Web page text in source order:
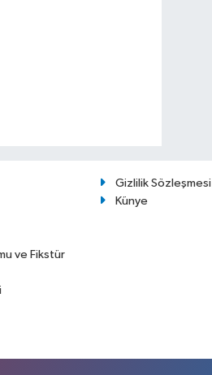
ve Fikstür
Gizlilik Sözleşmesi
Künye